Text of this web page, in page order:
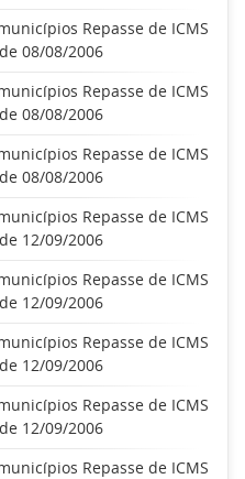
Repasse de ICMS
08/08/2006
Repasse de ICMS
08/08/2006
Repasse de ICMS
08/08/2006
Repasse de ICMS
12/09/2006
Repasse de ICMS
12/09/2006
Repasse de ICMS
12/09/2006
Repasse de ICMS
12/09/2006
Repasse de ICMS